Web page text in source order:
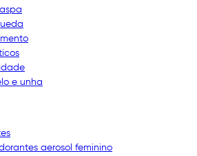
e unha
aerosol feminino